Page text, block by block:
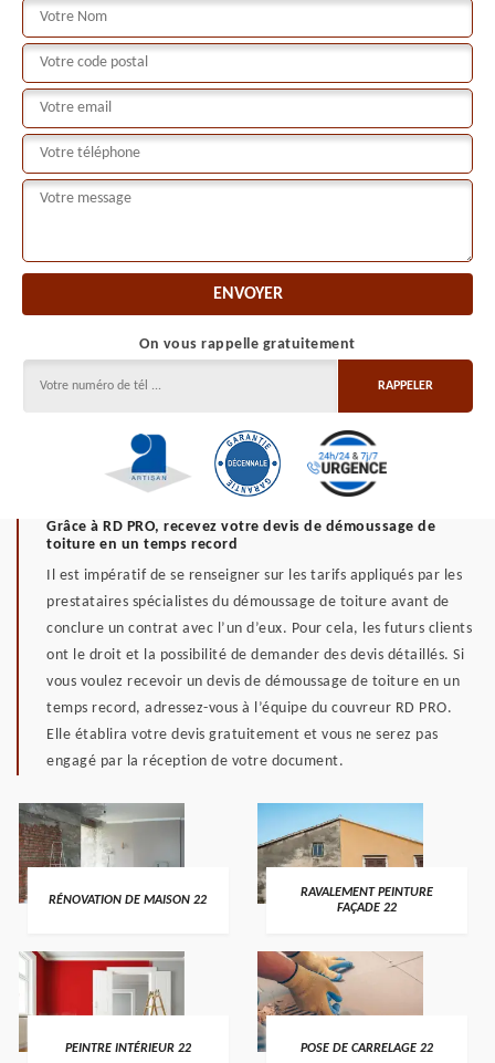
On vous rappelle gratuitement
Grâce à RD PRO, recevez votre devis de démoussage de
toiture en un temps record
Il est impératif de se renseigner sur les tarifs appliqués par les
prestataires spécialistes du démoussage de toiture avant de
conclure un contrat avec l’un d’eux. Pour cela, les futurs clients
ont le droit et la possibilité de demander des devis détaillés. Si
vous voulez recevoir un devis de démoussage de toiture en un
temps record, adressez-vous à l’équipe du couvreur RD PRO.
Elle établira votre devis gratuitement et vous ne serez pas
engagé par la réception de votre document.
RÉNOVATION DE MAISON 22
RAVALEMENT PEINTURE
FAÇADE 22
PEINTRE INTÉRIEUR 22 POSE DE CARRELAGE 22